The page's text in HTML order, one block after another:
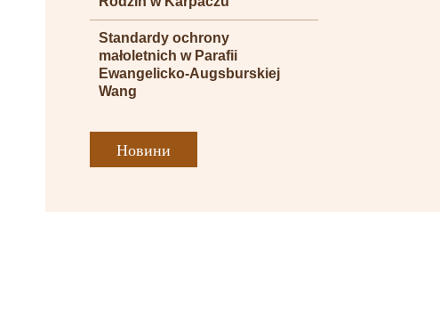
Standardy ochrony
małoletnich w Parafii
Ewangelicko-Augsburskiej
Wang
Новини